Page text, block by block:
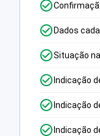
Dados
Situação
Indicação
Indicação
Indicação